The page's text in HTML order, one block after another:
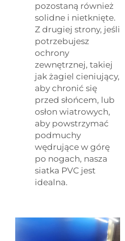
pozostaną również
solidne i nietknięte.
Z drugiej strony, jeśli
potrzebujesz
ochrony
zewnętrznej, takiej
jak żagiel cieniujący,
aby chronić się
przed słońcem, lub
osłon wiatrowych,
aby powstrzymać
podmuchy
wędrujące w górę
po nogach, nasza
siatka PVC jest
idealna.